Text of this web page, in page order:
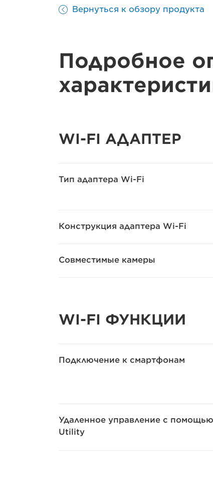
Вернуться к обзору продукта
Подробное
WI-FI АДАПТЕР
Тип адаптера Wi-Fi
Конструкция адаптера Wi-Fi
Совместимые камеры
WI-FI ФУНКЦИИ
Подключение к смартфонам
Удаленное управление с помощью
Utility